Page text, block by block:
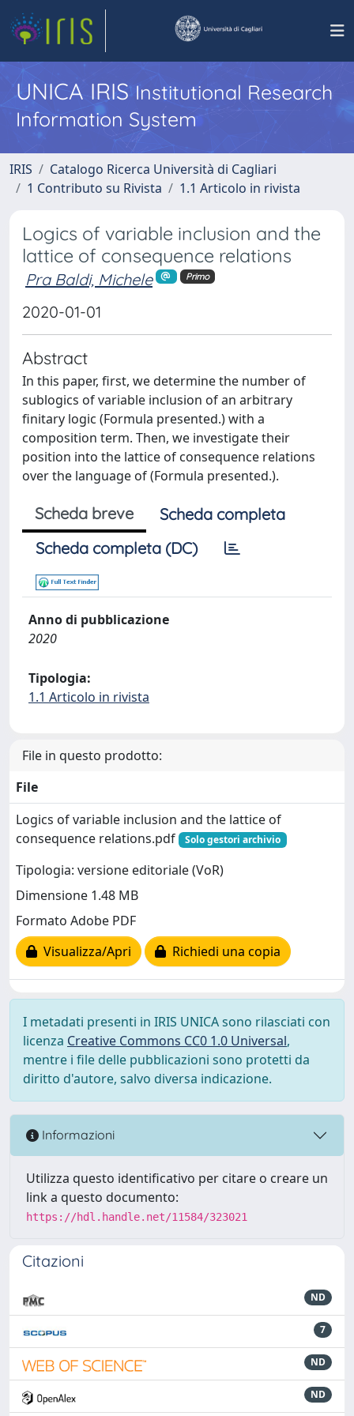
UNICA IRISInstitutional Research
Information System
IRIS
Catalogo Ricerca Università di Cagliari
1 Contributo su Rivista
1.1 Articolo in rivista
Logics of variable inclusion and the
lattice of consequence relations
Pra Baldi, Michele Primo
2020-01-01
Abstract
In this paper, first, we determine the number of
sublogics of variable inclusion of an arbitrary
finitary logic (Formula presented.) with a
composition term. Then, we investigate their
position into the lattice of consequence relations
over the language of (Formula presented.).
Scheda breve
Scheda completa
Scheda completa (DC)
Anno di pubblicazione
2020
Tipologia:
1.1 Articolo in rivista
File in questo prodotto:
File
Logics of variable inclusion and the lattice of
consequence relations.pdf
Solo gestori archivio
Tipologia: versione editoriale (VoR)
Dimensione 1.48 MB
Formato Adobe PDF
Visualizza/Apri
Richiedi una copia
I metadati presenti in IRIS UNICA sono rilasciati con
licenza Creative Commons CC0 1.0 Universal,
mentre i file delle pubblicazioni sono protetti da
diritto d'autore, salvo diversa indicazione.
Informazioni
Utilizza questo identificativo per citare o creare un
link a questo documento:
https://hdl.handle.net/11584/323021
Citazioni
ND
7
ND
ND